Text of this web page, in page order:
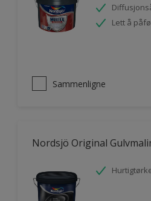
Lett å
Sammenligne
Nordsjö Original